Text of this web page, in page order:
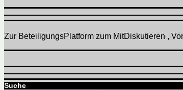
Zur BeteiligungsPlatform zum MitDiskutieren ,
Suche